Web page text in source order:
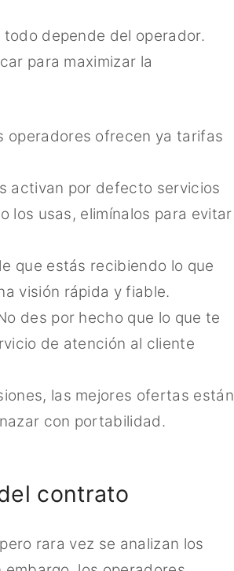
depende del operador.
para maximizar la
operadores ofrecen ya tarifas
activan por defecto servicios
los usas, elimínalos para evitar
que estás recibiendo lo que
visión rápida y fiable.
des por hecho que lo que te
de atención al cliente
las mejores ofertas están
con portabilidad.
contrato
rara vez se analizan los